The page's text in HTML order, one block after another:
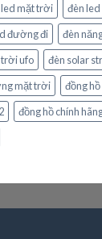
led mặt trời đèn
đường đi
đèn
ufo
đèn solar
mặt trời
đồng hồ
đồng hồ chính